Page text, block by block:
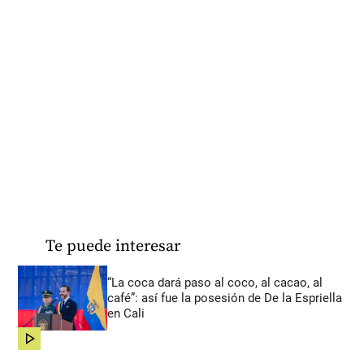
Te puede interesar
“La coca dará paso al coco, al cacao, al
café”: así fue la posesión de De la Espriella
en Cali
share